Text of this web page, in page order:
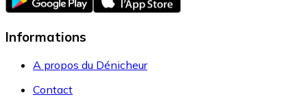
Informations
A propos du Dénicheur
Contact